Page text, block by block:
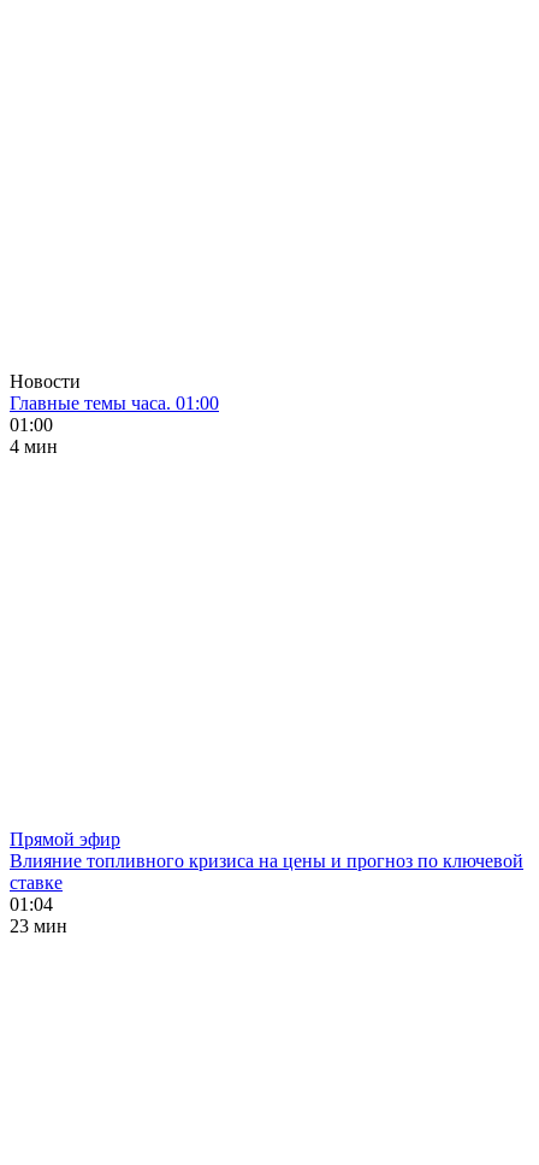
Новости
Главные темы часа. 01:00
01:00
4 мин
Прямой эфир
Влияние топливного кризиса на цены и прогноз по ключевой
ставке
01:04
23 мин